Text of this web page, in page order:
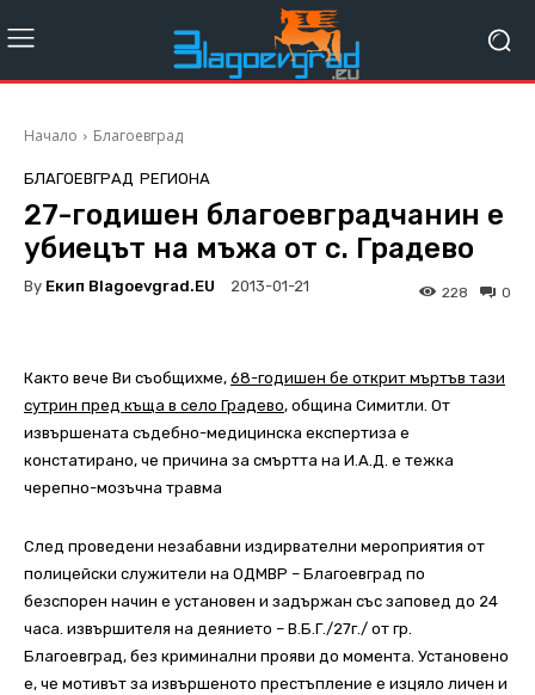
Начало Благоевград
БЛАГОЕВГРАД РЕГИОНА
27-годишен благоевградчанин е
убиецът на мъжа от с. Градево
By Екип Blagoevgrad.EU 2013-01-21 0
228
Както вече Ви съобщихме, 68-годишен бе открит мъртъв тази
сутрин пред къща в село Градево, община Симитли. От
извършената съдебно-медицинска експертиза е
констатирано, че причина за смъртта на И.А.Д. е тежка
черепно-мозъчна травма
След проведени незабавни издирвателни мероприятия от
полицейски служители на ОДМВР – Благоевград по
безспорен начин е установен и задържан със заповед до 24
часа. извършителя на деянието – В.Б.Г./27г./ от гр.
Благоевград, без криминални прояви до момента. Установено
е, че мотивът за извършеното престъпление е изцяло личен и